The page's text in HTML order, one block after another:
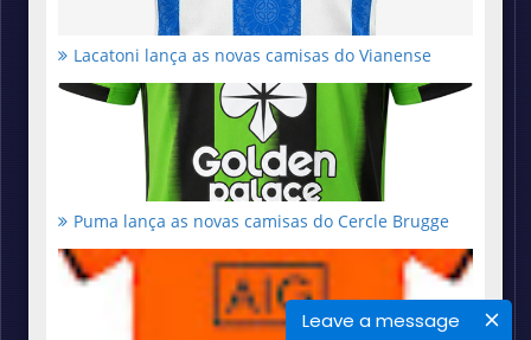
Leave a message
Lacatoni lança as novas camisas do Vianense
Puma lança as novas camisas do Cercle Brugge